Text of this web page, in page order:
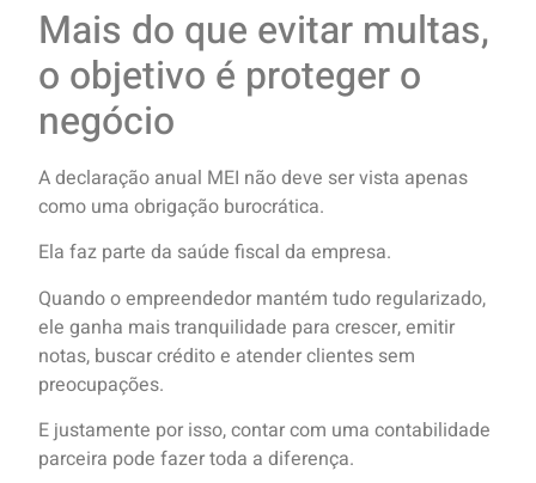
Mais do que evitar multas,
o objetivo é proteger o
negócio
A declaração anual MEI não deve ser vista apenas
como uma obrigação burocrática.
Ela faz parte da saúde fiscal da empresa.
Quando o empreendedor mantém tudo regularizado,
ele ganha mais tranquilidade para crescer, emitir
notas, buscar crédito e atender clientes sem
preocupações.
E justamente por isso, contar com uma contabilidade
parceira pode fazer toda a diferença.